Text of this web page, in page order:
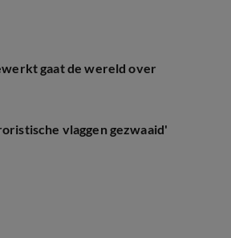
gaat de wereld over
vlaggen gezwaaid'